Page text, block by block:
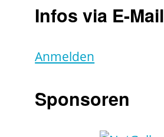
Infos via E-Mail
Anmelden
Sponsoren